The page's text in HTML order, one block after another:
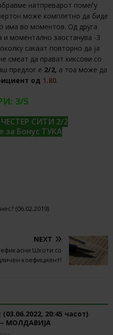
натпреварот помеѓу
може комплетно да биде
има во моментов. Од друга
и моментално заостанува -3
сакаат повторно да ја
смеат да прават киксови со
предлог е 2/2, а тоа може да
од 1.80.
3/5
СИТИ 2/2
за Бонус ТУКА
(06.02.2019)
NEXT
Шкоти со
коефициент!
20:45 часот)
МОЛДАВИЈА